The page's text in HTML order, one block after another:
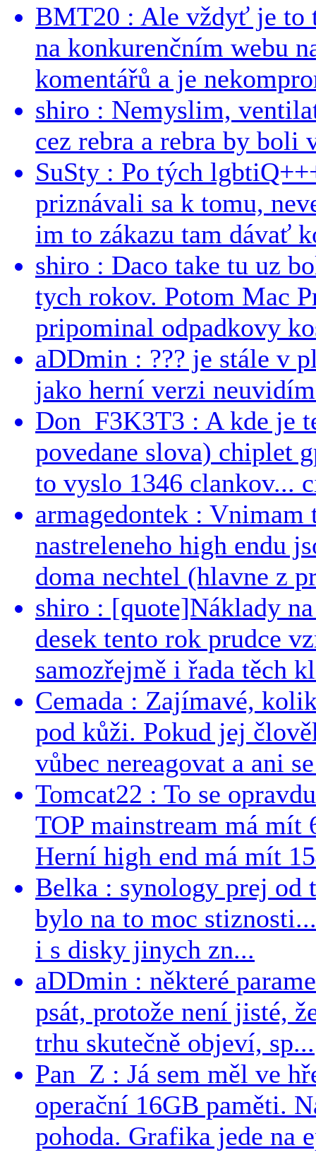
BMT20 : Ale vždyť je to
na konkurenčním webu
komentářů a je
shiro : Nemyslim,
cez rebra a rebra by boli
SuSty : Po tých
priznávali sa k tomu,
im to zákazu tam dávať
shiro : Daco take tu uz
tych rokov. Potom Mac
pripominal odpadkovy
aDDmin : ??? je stále v
jako herní verzi
Don_F3K3T3 : A kde je
povedane slova) chiplet
to vyslo 1346 clankov...
armagedontek : Vnimam
nastreleneho high endu
doma nechtel (hlavne z
shiro : [quote]Náklady
desek tento rok prudce
samozřejmě i řada těch
Cemada : Zajímavé,
pod kůži. Pokud jej
vůbec nereagovat a ani
Tomcat22 : To se
TOP mainstream má
Herní high end má mít
Belka : synology prej od
bylo na to moc
i s disky jinych zn...
aDDmin : některé
psát, protože není jisté,
trhu skutečně objeví, sp...
Pan_Z : Já sem měl ve
operační 16GB paměti.
pohoda. Grafika jede na